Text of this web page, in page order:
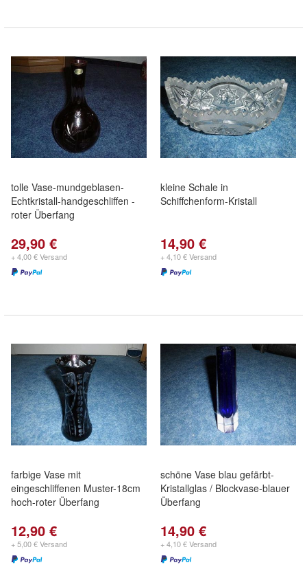
tolle Vase-mundgeblasen-
Echtkristall-handgeschliffen -
roter Überfang
29,90 €
+ 4,00 € Versand
kleine Schale in
Schiffchenform-Kristall
14,90 €
+ 4,10 € Versand
farbige Vase mit
eingeschliffenen Muster-18cm
hoch-roter Überfang
12,90 €
+ 5,00 € Versand
schöne Vase blau gefärbt-
Kristallglas / Blockvase-blauer
Überfang
14,90 €
+ 4,10 € Versand